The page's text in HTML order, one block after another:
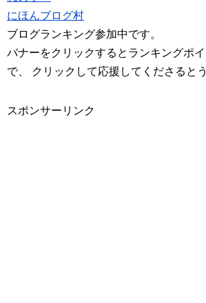
にほんブログ村
ブログランキング参加中です。
バナーをクリックするとランキングポ
で、 クリックして応援してくださると
スポンサーリンク